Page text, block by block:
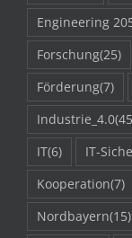
Engineering
Forschung(25)
Förderung(7)
Industrie_4.0
IT(6) IT-
Kooperation(7)
Nordbayern(15)